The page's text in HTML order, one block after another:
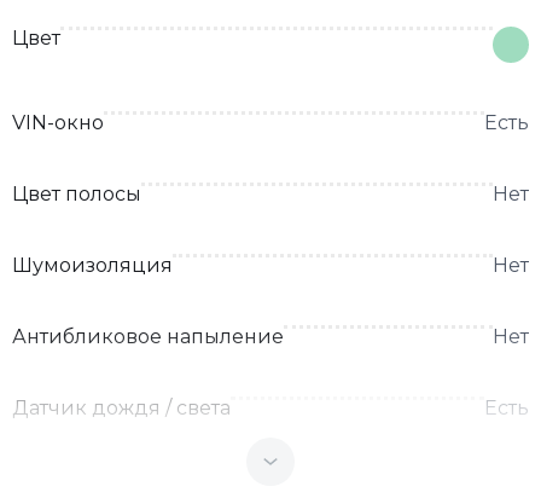
Цвет
VIN-окно Есть
Цвет полосы Нет
Шумоизоляция Нет
Антибликовое напыление Нет
Датчик дождя / света Есть